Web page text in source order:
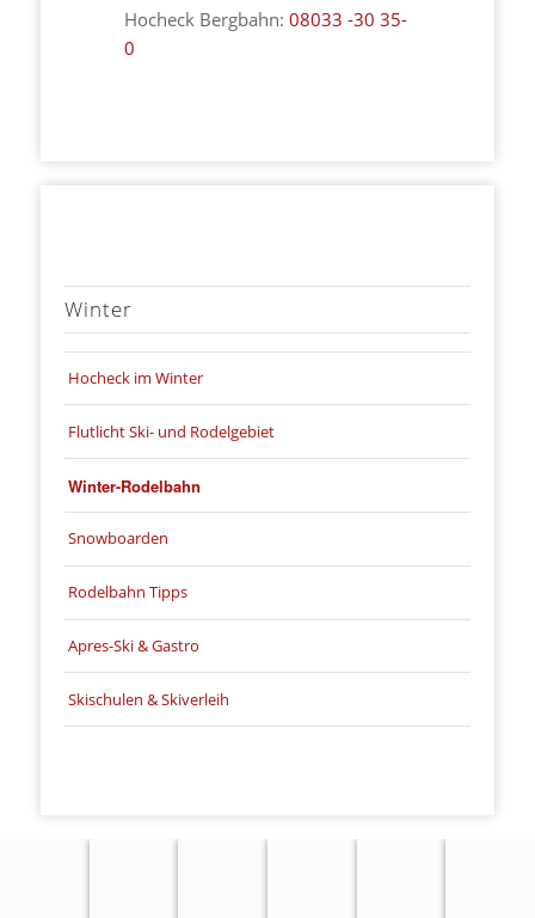
Hocheck Bergbahn: 08033 -30 35-
0
Winter
Hocheck im Winter
Flutlicht Ski- und Rodelgebiet
Winter-Rodelbahn
Snowboarden
Rodelbahn Tipps
Apres-Ski & Gastro
Skischulen & Skiverleih